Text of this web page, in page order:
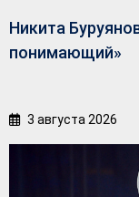
Никита
понимающий»
3 августа 2026